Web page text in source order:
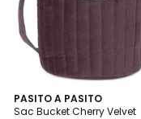
PASITO A PASITO
Sac Bucket Cherry Velvet